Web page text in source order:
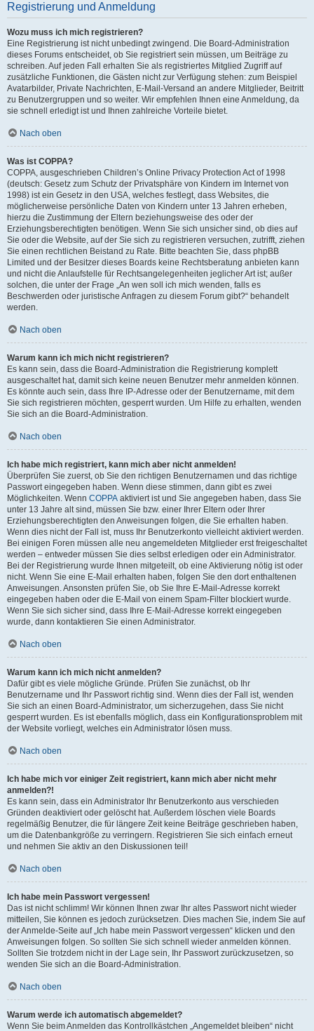
Registrierung und Anmeldung
Wozu muss ich mich registrieren?
Eine Registrierung ist nicht unbedingt zwingend. Die Board-Administration
dieses Forums entscheidet, ob Sie registriert sein müssen, um Beiträge zu
schreiben. Auf jeden Fall erhalten Sie als registriertes Mitglied Zugriff auf
zusätzliche Funktionen, die Gästen nicht zur Verfügung stehen: zum Beispiel
Avatarbilder, Private Nachrichten, E-Mail-Versand an andere Mitglieder, Beitritt
zu Benutzergruppen und so weiter. Wir empfehlen Ihnen eine Anmeldung, da
sie schnell erledigt ist und Ihnen zahlreiche Vorteile bietet.
Nach oben
Was ist COPPA?
COPPA, ausgeschrieben Children’s Online Privacy Protection Act of 1998
(deutsch: Gesetz zum Schutz der Privatsphäre von Kindern im Internet von
1998) ist ein Gesetz in den USA, welches festlegt, dass Websites, die
möglicherweise persönliche Daten von Kindern unter 13 Jahren erheben,
hierzu die Zustimmung der Eltern beziehungsweise des oder der
Erziehungsberechtigten benötigen. Wenn Sie sich unsicher sind, ob dies auf
Sie oder die Website, auf der Sie sich zu registrieren versuchen, zutrifft, ziehen
Sie einen rechtlichen Beistand zu Rate. Bitte beachten Sie, dass phpBB
Limited und der Besitzer dieses Boards keine Rechtsberatung anbieten kann
und nicht die Anlaufstelle für Rechtsangelegenheiten jeglicher Art ist; außer
solchen, die unter der Frage „An wen soll ich mich wenden, falls es
Beschwerden oder juristische Anfragen zu diesem Forum gibt?“ behandelt
werden.
Nach oben
Warum kann ich mich nicht registrieren?
Es kann sein, dass die Board-Administration die Registrierung komplett
ausgeschaltet hat, damit sich keine neuen Benutzer mehr anmelden können.
Es könnte auch sein, dass Ihre IP-Adresse oder der Benutzername, mit dem
Sie sich registrieren möchten, gesperrt wurden. Um Hilfe zu erhalten, wenden
Sie sich an die Board-Administration.
Nach oben
Ich habe mich registriert, kann mich aber nicht anmelden!
Überprüfen Sie zuerst, ob Sie den richtigen Benutzernamen und das richtige
Passwort eingegeben haben. Wenn diese stimmen, dann gibt es zwei
Möglichkeiten. Wenn COPPA aktiviert ist und Sie angegeben haben, dass Sie
unter 13 Jahre alt sind, müssen Sie bzw. einer Ihrer Eltern oder Ihrer
Erziehungsberechtigten den Anweisungen folgen, die Sie erhalten haben.
Wenn dies nicht der Fall ist, muss Ihr Benutzerkonto vielleicht aktiviert werden.
Bei einigen Foren müssen alle neu angemeldeten Mitglieder erst freigeschaltet
werden – entweder müssen Sie dies selbst erledigen oder ein Administrator.
Bei der Registrierung wurde Ihnen mitgeteilt, ob eine Aktivierung nötig ist oder
nicht. Wenn Sie eine E-Mail erhalten haben, folgen Sie den dort enthaltenen
Anweisungen. Ansonsten prüfen Sie, ob Sie Ihre E-Mail-Adresse korrekt
eingegeben haben oder die E-Mail von einem Spam-Filter blockiert wurde.
Wenn Sie sich sicher sind, dass Ihre E-Mail-Adresse korrekt eingegeben
wurde, dann kontaktieren Sie einen Administrator.
Nach oben
Warum kann ich mich nicht anmelden?
Dafür gibt es viele mögliche Gründe. Prüfen Sie zunächst, ob Ihr
Benutzername und Ihr Passwort richtig sind. Wenn dies der Fall ist, wenden
Sie sich an einen Board-Administrator, um sicherzugehen, dass Sie nicht
gesperrt wurden. Es ist ebenfalls möglich, dass ein Konfigurationsproblem mit
der Website vorliegt, welches ein Administrator lösen muss.
Nach oben
Ich habe mich vor einiger Zeit registriert, kann mich aber nicht mehr
anmelden?!
Es kann sein, dass ein Administrator Ihr Benutzerkonto aus verschieden
Gründen deaktiviert oder gelöscht hat. Außerdem löschen viele Boards
regelmäßig Benutzer, die für längere Zeit keine Beiträge geschrieben haben,
um die Datenbankgröße zu verringern. Registrieren Sie sich einfach erneut
und nehmen Sie aktiv an den Diskussionen teil!
Nach oben
Ich habe mein Passwort vergessen!
Das ist nicht schlimm! Wir können Ihnen zwar Ihr altes Passwort nicht wieder
mitteilen, Sie können es jedoch zurücksetzen. Dies machen Sie, indem Sie auf
der Anmelde-Seite auf „Ich habe mein Passwort vergessen“ klicken und den
Anweisungen folgen. So sollten Sie sich schnell wieder anmelden können.
Sollten Sie trotzdem nicht in der Lage sein, Ihr Passwort zurückzusetzen, so
wenden Sie sich an die Board-Administration.
Nach oben
Warum werde ich automatisch abgemeldet?
Wenn Sie beim Anmelden das Kontrollkästchen „Angemeldet bleiben“ nicht